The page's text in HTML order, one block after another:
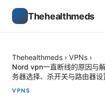
Thehealthmeds
Thehealthmeds › VPNs ›
Nord vpn一直断线的原因与
务器选择、杀开关与路由器设
VPNS